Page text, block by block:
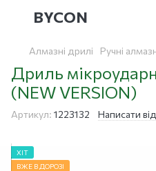
BYCON
Алмазні дрилі Ручні
Дриль
(NEW VERSION)
Артикул: 1223132 Написати
ХІТ
ВЖЕ В ДОРОЗІ